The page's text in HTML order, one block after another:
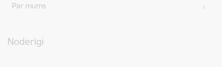
Par mums
Noderīgi